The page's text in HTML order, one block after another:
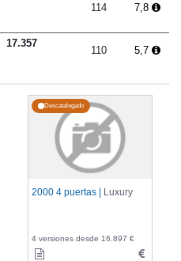
114
7,8
17.357
110 5,7
Descatalogado
2000 4 puertas | Luxury
4 versiones desde 16.897 €